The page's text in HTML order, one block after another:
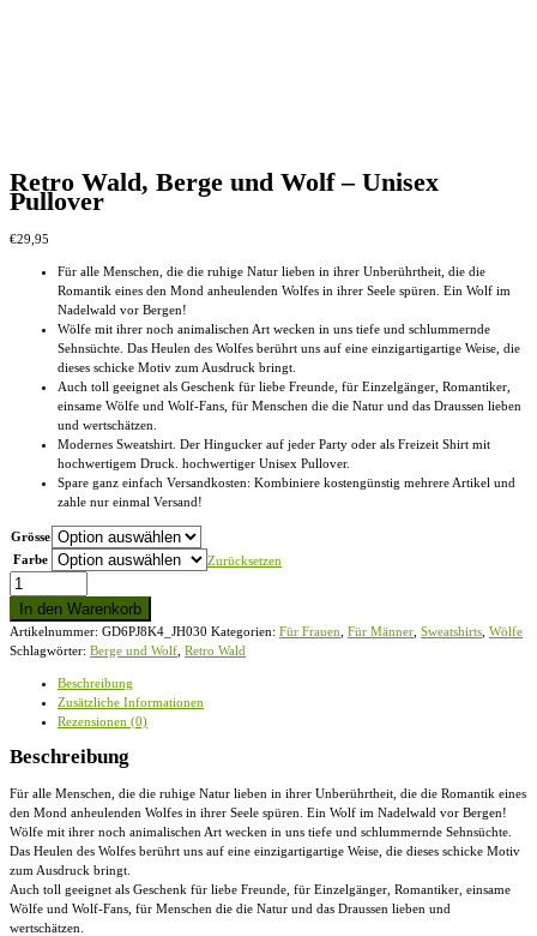
Retro Wald, Berge und Wolf – Unisex
Pullover
€29,95
Für alle Menschen, die die ruhige Natur lieben in ihrer Unberührtheit, die die
Romantik eines den Mond anheulenden Wolfes in ihrer Seele spüren. Ein Wolf im
Nadelwald vor Bergen!
Wölfe mit ihrer noch animalischen Art wecken in uns tiefe und schlummernde
Sehnsüchte. Das Heulen des Wolfes berührt uns auf eine einzigartigartige Weise, die
dieses schicke Motiv zum Ausdruck bringt.
Auch toll geeignet als Geschenk für liebe Freunde, für Einzelgänger, Romantiker,
einsame Wölfe und Wolf-Fans, für Menschen die die Natur und das Draussen lieben
und wertschätzen.
Modernes Sweatshirt. Der Hingucker auf jeder Party oder als Freizeit Shirt mit
hochwertigem Druck. hochwertiger Unisex Pullover.
Spare ganz einfach Versandkosten: Kombiniere kostengünstig mehrere Artikel und
zahle nur einmal Versand!
Grösse
Farbe
Zurücksetzen
Retro
Wald,
Berge
und
Wolf
In den Warenkorb
Artikelnummer: GD6PJ8K4_JH030 Kategorien: Für Frauen Für Männer Sweatshirts Wölfe
Schlagwörter: Berge und Wolf Retro Wald
Beschreibung
Zusätzliche Informationen
Rezensionen (0)
Beschreibung
Für alle Menschen, die die ruhige Natur lieben in ihrer Unberührtheit, die die Romantik eines
den Mond anheulenden Wolfes in ihrer Seele spüren. Ein Wolf im Nadelwald vor Bergen!
Wölfe mit ihrer noch animalischen Art wecken in uns tiefe und schlummernde Sehnsüchte.
Das Heulen des Wolfes berührt uns auf eine einzigartigartige Weise, die dieses schicke Motiv
zum Ausdruck bringt.
Auch toll geeignet als Geschenk für liebe Freunde, für Einzelgänger, Romantiker, einsame
Wölfe und Wolf-Fans, für Menschen die die Natur und das Draussen lieben und
wertschätzen.